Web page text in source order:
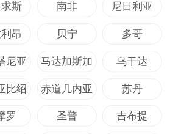
斯 南非 尼日利亚
昂 贝宁 多哥
尼亚 马达加斯加 乌干达
比绍 赤道几内亚 苏丹
罗 圣普 吉布提